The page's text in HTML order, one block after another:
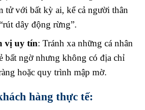
tử với bất kỳ ai, kể cả người thân
dây động rừng”.
vị uy tín: Tránh xa những cá nhân
bất ngờ nhưng không có địa chỉ
hoặc quy trình mập mờ.
hàng thực tế: